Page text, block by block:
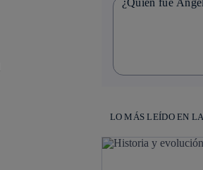
¿Quién fue
LO MÁS LEÍDO EN